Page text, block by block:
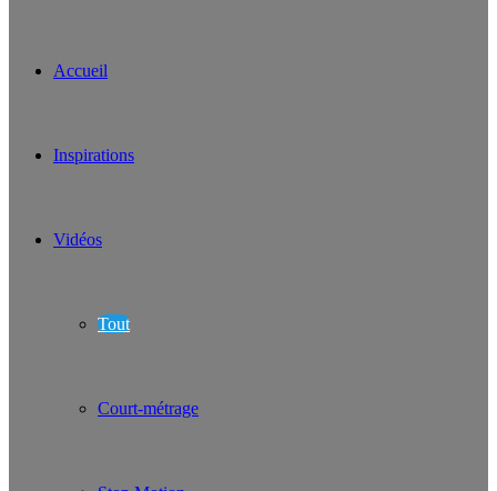
Accueil
Inspirations
Vidéos
Tout
Court-métrage